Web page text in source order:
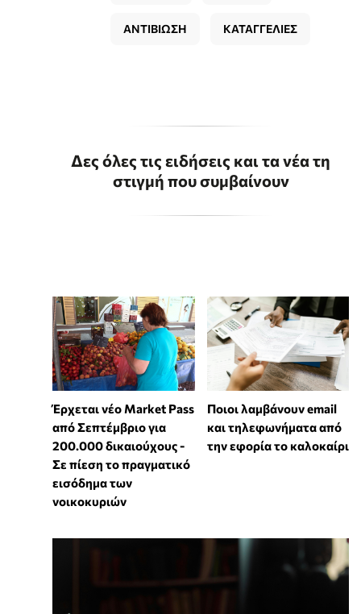
ΑΝΤΙΒΙΩΣΗ ΚΑΤΑΓΓΕΛΙΕΣ
Δες όλες τις ειδήσεις και τα νέα τη
στιγμή που συμβαίνουν
Έρχεται νέο Market Pass
από Σεπτέμβριο για
200.000 δικαιούχους -
Σε πίεση το πραγματικό
εισόδημα των
νοικοκυριών
Ποιοι λαμβάνουν email
και τηλεφωνήματα από
την εφορία το καλοκαίρι